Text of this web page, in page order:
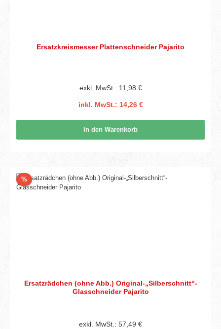
Ersatzkreismesser Plattenschneider Pajarito
exkl. MwSt.: 11,98 €
inkl. MwSt.: 14,26 €
In den Warenkorb
%Rabatt
Ersatzrädchen (ohne Abb.) Original-„Silberschnitt“-
Glasschneider Pajarito
exkl. MwSt.: 57,49 €